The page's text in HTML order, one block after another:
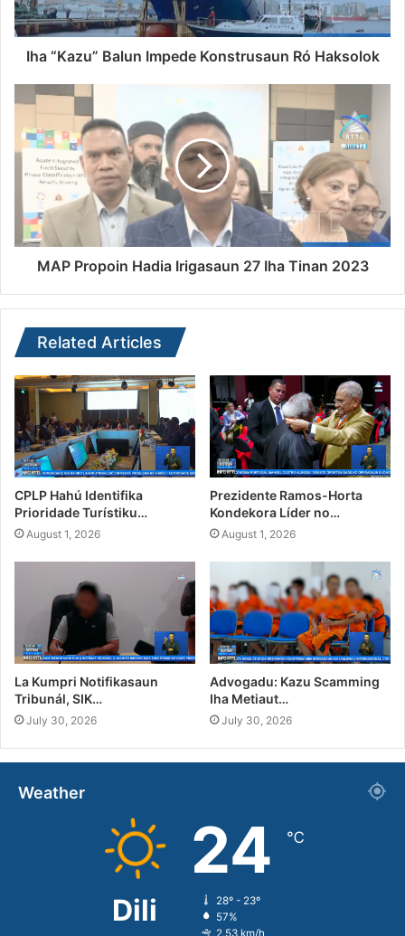
Iha “Kazu” Balun Impede Konstrusaun Ró Haksolok
MAP Propoin Hadia Irigasaun 27 Iha Tinan 2023
Related Articles
CPLP Hahú Identifika
Prioridade Turístiku…
August 1, 2026
Prezidente Ramos-Horta
Kondekora Líder no…
August 1, 2026
La Kumpri Notifikasaun
Tribunál, SIK…
July 30, 2026
Advogadu: Kazu Scamming
Iha Metiaut…
July 30, 2026
Weather
Dili
24 ℃
28º - 23º
57%
2.53 km/h